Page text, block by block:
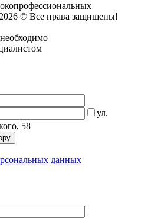
© Все права защищены!
ул.
58
данных